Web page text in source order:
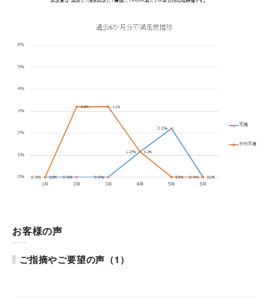
お客様の声
ご指摘やご要望の声（1）